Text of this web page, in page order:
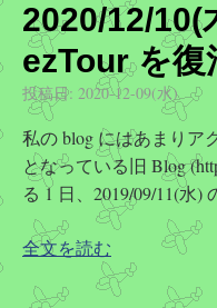
2020/12/10(
ezTour を
投稿日: 2020-12-09(水)
私の blog にはあまりア
となっている旧 Blog
る 1 日、2019/09/11(水
全文を読む